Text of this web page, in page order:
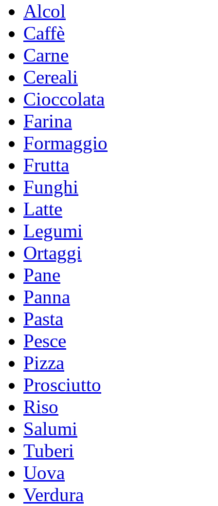
Alcol
Caffè
Carne
Cereali
Cioccolata
Farina
Formaggio
Frutta
Funghi
Latte
Legumi
Ortaggi
Pane
Panna
Pasta
Pesce
Pizza
Prosciutto
Riso
Salumi
Tuberi
Uova
Verdura